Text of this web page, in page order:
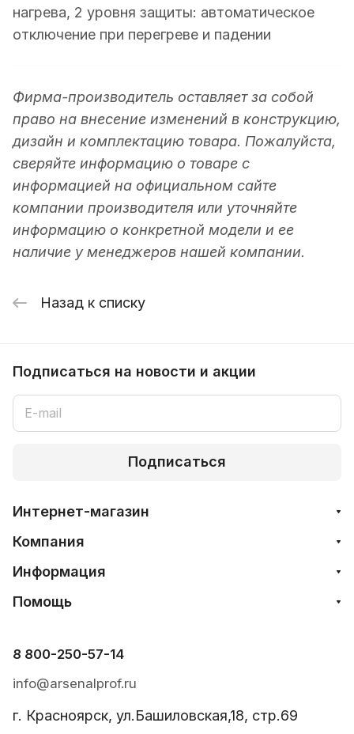
нагрева, 2 уровня защиты: автоматическое
отключение при перегреве и падении
Фирма-производитель оставляет за собой
право на внесение изменений в конструкцию,
дизайн и комплектацию товара. Пожалуйста,
сверяйте информацию о товаре с
информацией на официальном сайте
компании производителя или уточняйте
информацию о конкретной модели и ее
наличие у менеджеров нашей компании.
Назад к списку
Подписаться на новости и акции
Подписаться
Интернет-магазин
Компания
Информация
Помощь
8 800-250-57-14
info@arsenalprof.ru
г. Красноярск, ул.Башиловская,18, стр.69